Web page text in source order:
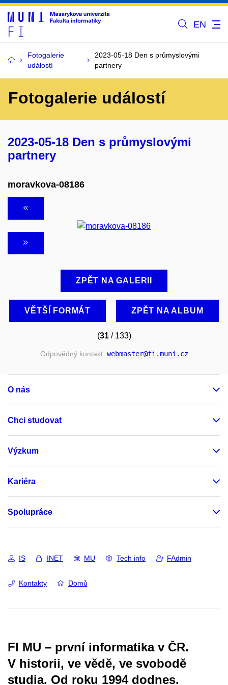
EN
Fotogalerie
událostí
2023-05-18 Den s průmyslovými
partnery
Fotogalerie událostí
2023-05-18 Den s průmyslovými
partnery
moravkova-08186
ZPĚT NA GALERII
VĚTŠÍ FORMÁT ZPĚT NA ALBUM
(31/ 133)
Odpovědný kontakt: webmaster@fi.muni.cz
O nás
Chci studovat
Výzkum
Kariéra
Spolupráce
IS INET MU Tech info FAdmin
Kontakty Domů
FI MU – první informatika v ČR.
V historii, ve vědě, ve svobodě
studia. Od roku 1994 dodnes.